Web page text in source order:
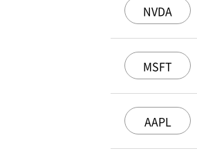
NVDA
MSFT
AAPL